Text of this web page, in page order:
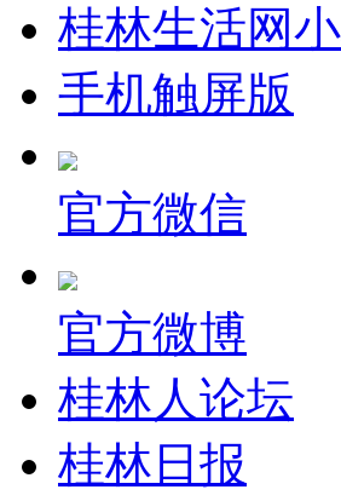
桂林生活网
手机触屏版
官方微信
官方微博
桂林人论坛
桂林日报